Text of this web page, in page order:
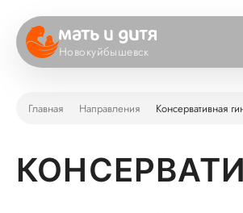
Новокуйбышевск
Главная Направления Консервативная